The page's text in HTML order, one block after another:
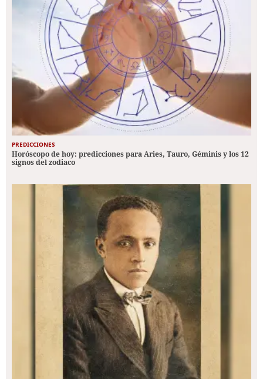
PREDICCIONES
Horóscopo de hoy: predicciones para Aries, Tauro, Géminis y los 12
signos del zodiaco